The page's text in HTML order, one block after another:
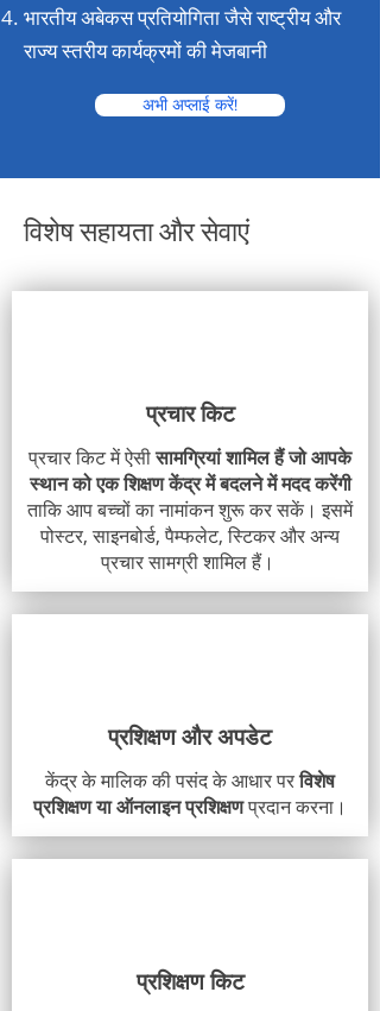
भारतीय अबेकस प्रतियोगिता जैसे राष्ट्रीय और
राज्य स्तरीय कार्यक्रमों की मेजबानी
अभी अप्लाई करें!
विशेष सहायता और सेवाएं
प्रचार किट
प्रचार किट में ऐसीसामग्रियां शामिल हैं जो आपके
स्थान को एक शिक्षण केंद्र में बदलने में मदद करेंगी
ताकि आप बच्चों का नामांकन शुरू कर सकें। इसमें
पोस्टर, साइनबोर्ड, पैम्फलेट, स्टिकर और अन्य
प्रचार सामग्री शामिल हैं।
प्रशिक्षण और अपडेट
केंद्र के मालिक की पसंद के आधार परविशेष
प्रशिक्षण या ऑनलाइन प्रशिक्षणप्रदान करना।
प्रशिक्षण किट